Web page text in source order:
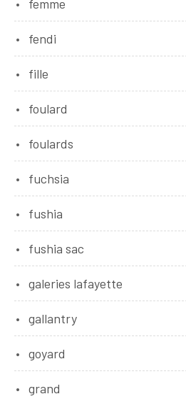
femme
fendi
fille
foulard
foulards
fuchsia
fushia
fushia sac
galeries lafayette
gallantry
goyard
grand